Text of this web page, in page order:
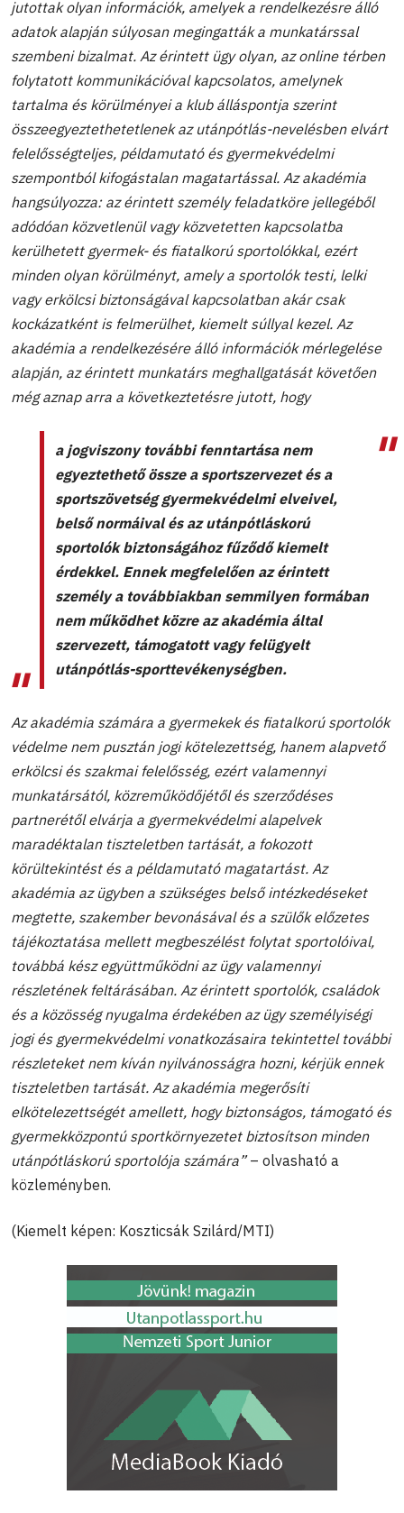
jutottak olyan információk, amelyek a rendelkezésre álló
adatok alapján súlyosan megingatták a munkatárssal
szembeni bizalmat. Az érintett ügy olyan, az online térben
folytatott kommunikációval kapcsolatos, amelynek
tartalma és körülményei a klub álláspontja szerint
összeegyeztethetetlenek az utánpótlás-nevelésben elvárt
felelősségteljes, példamutató és gyermekvédelmi
szempontból kifogástalan magatartással. Az akadémia
hangsúlyozza: az érintett személy feladatköre jellegéből
adódóan közvetlenül vagy közvetetten kapcsolatba
kerülhetett gyermek- és fiatalkorú sportolókkal, ezért
minden olyan körülményt, amely a sportolók testi, lelki
vagy erkölcsi biztonságával kapcsolatban akár csak
kockázatként is felmerülhet, kiemelt súllyal kezel. Az
akadémia a rendelkezésére álló információk mérlegelése
alapján, az érintett munkatárs meghallgatását követően
még aznap arra a következtetésre jutott, hogy
a jogviszony további fenntartása nem
egyeztethető össze a sportszervezet és a
sportszövetség gyermekvédelmi elveivel,
belső normáival és az utánpótláskorú
sportolók biztonságához fűződő kiemelt
érdekkel. Ennek megfelelően az érintett
személy a továbbiakban semmilyen formában
nem működhet közre az akadémia által
szervezett, támogatott vagy felügyelt
utánpótlás-sporttevékenységben.
Az akadémia számára a gyermekek és fiatalkorú sportolók
védelme nem pusztán jogi kötelezettség, hanem alapvető
erkölcsi és szakmai felelősség, ezért valamennyi
munkatársától, közreműködőjétől és szerződéses
partnerétől elvárja a gyermekvédelmi alapelvek
maradéktalan tiszteletben tartását, a fokozott
körültekintést és a példamutató magatartást. Az
akadémia az ügyben a szükséges belső intézkedéseket
megtette, szakember bevonásával és a szülők előzetes
tájékoztatása mellett megbeszélést folytat sportolóival,
továbbá kész együttműködni az ügy valamennyi
részletének feltárásában. Az érintett sportolók, családok
és a közösség nyugalma érdekében az ügy személyiségi
jogi és gyermekvédelmi vonatkozásaira tekintettel további
részleteket nem kíván nyilvánosságra hozni, kérjük ennek
tiszteletben tartását. Az akadémia megerősíti
elkötelezettségét amellett, hogy biztonságos, támogató és
gyermekközpontú sportkörnyezetet biztosítson minden
utánpótláskorú sportolója számára”– olvasható a
közleményben.
(Kiemelt képen: Koszticsák Szilárd/MTI)